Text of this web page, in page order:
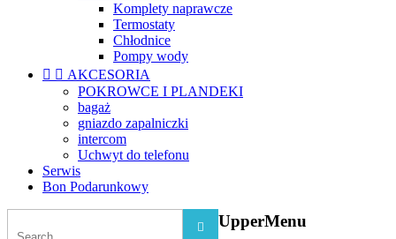
Komplety naprawcze
Termostaty
Chłodnice
Pompy wody
  AKCESORIA
POKROWCE I PLANDEKI
bagaż
gniazdo zapalniczki
intercom
Uchwyt do telefonu
Serwis
Bon Podarunkowy
 UpperMenu